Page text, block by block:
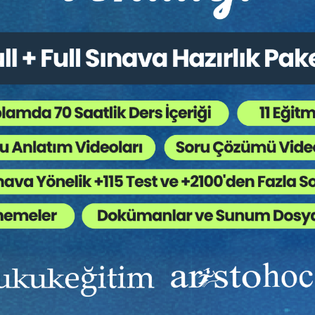
Türkiye
Anabilim Dalı, Türkiye
Ekibinizin hukuk bilgisini yükseltin, kaliteli içeriklerle
Ekibinize, Hukuk Eğitim’in birbirinden kaliteli
sınırsız erişim imkanı sunun.